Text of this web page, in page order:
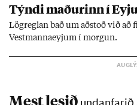
Týndi mað­ur­inn í
Lög­regl­an bað um að­stoð við að
Vest­manna­eyj­um í morg­un.
Mest lesið undanfarið